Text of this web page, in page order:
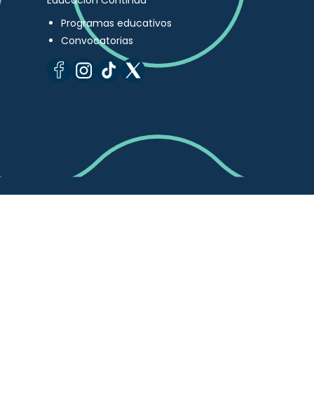
Programas educativos
Convocatorias